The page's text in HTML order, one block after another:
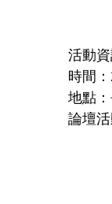
活動
時間
地點
論壇活